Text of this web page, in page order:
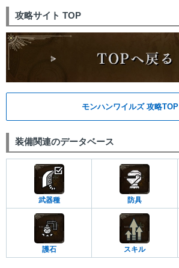
攻略サイト TOP
モンハンワイルズ 攻略TOP
装備関連のデータベース
武器種 防具
護石 スキル